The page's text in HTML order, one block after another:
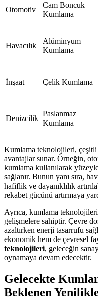
Otomotiv
Cam Boncuk
Kumlama
Havacılık
Alüminyum
Kumlama
İnşaat Çelik Kumlama
Denizcilik
Paslanmaz
Kumlama
Kumlama teknolojileri,
avantajlar sunar. Örneğin,
kumlama kullanılarak
sağlanır. Bunun yanı sıra,
hafiflik ve dayanıklılık
rekabet gücünü artırmaya
Ayrıca, kumlama
gelişmelere sahiptir. Çevre
azaltırken enerji tasarrufu
ekonomik hem de çevresel
teknolojileri, geleceğin
oynamaya devam edecektir.
Gelecekte
Beklenen